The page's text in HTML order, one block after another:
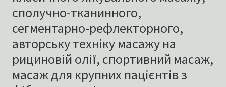
сполучно-тканинного,
сегментарно-рефлекторного,
авторську техніку масажу на
рициновій олії, спортивний масаж,
масаж для крупних пацієнтів з